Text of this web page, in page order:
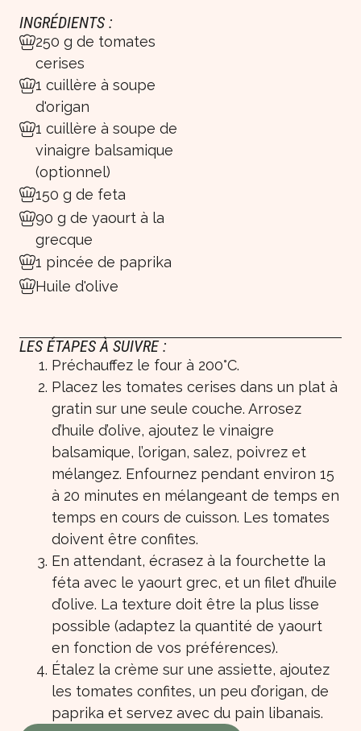
INGRÉDIENTS :
250 g de tomates
cerises
1 cuillère à soupe
d'origan
1 cuillère à soupe de
vinaigre balsamique
(optionnel)
150 g de feta
90 g de yaourt à la
grecque
1 pincée de paprika
Huile d'olive
LES ÉTAPES À SUIVRE :
Préchauffez le four à 200°C.
Placez les tomates cerises dans un plat à
gratin sur une seule couche. Arrosez
d’huile d’olive, ajoutez le vinaigre
balsamique, l’origan, salez, poivrez et
mélangez. Enfournez pendant environ 15
à 20 minutes en mélangeant de temps en
temps en cours de cuisson. Les tomates
doivent être confites.
En attendant, écrasez à la fourchette la
féta avec le yaourt grec, et un filet d’huile
d’olive. La texture doit être la plus lisse
possible (adaptez la quantité de yaourt
en fonction de vos préférences).
Étalez la crème sur une assiette, ajoutez
les tomates confites, un peu d’origan, de
paprika et servez avec du pain libanais.